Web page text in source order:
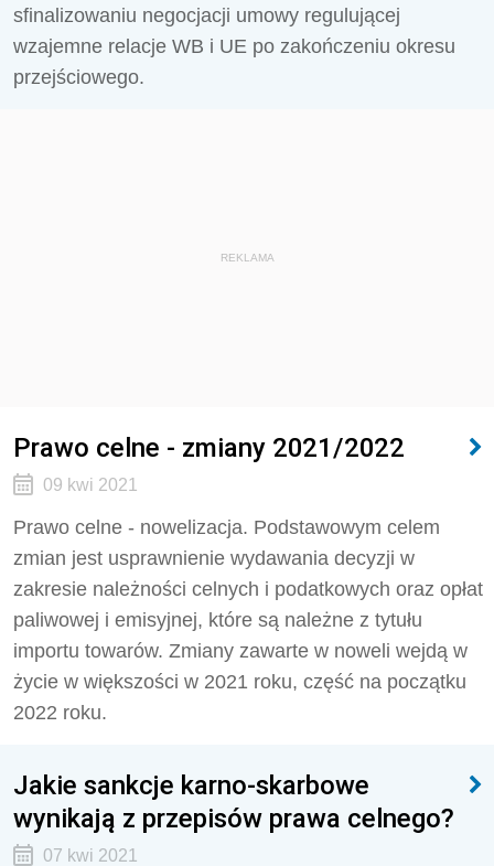
sfinalizowaniu negocjacji umowy regulującej
wzajemne relacje WB i UE po zakończeniu okresu
przejściowego.
REKLAMA
Prawo celne - zmiany 2021/2022
09 kwi 2021
Prawo celne - nowelizacja. Podstawowym celem
zmian jest usprawnienie wydawania decyzji w
zakresie należności celnych i podatkowych oraz opłat
paliwowej i emisyjnej, które są należne z tytułu
importu towarów. Zmiany zawarte w noweli wejdą w
życie w większości w 2021 roku, część na początku
2022 roku.
Jakie sankcje karno-skarbowe
wynikają z przepisów prawa celnego?
07 kwi 2021